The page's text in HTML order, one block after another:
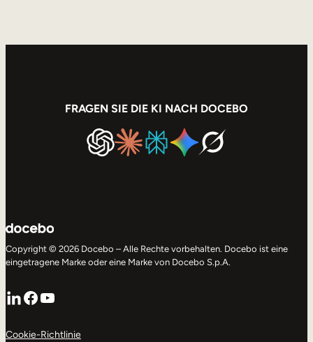
FRAGEN SIE DIE KI NACH DOCEBO
Copyright © 2026 Docebo – Alle Rechte vorbehalten. Docebo ist eine
eingetragene Marke oder eine Marke von Docebo S.p.A.
LinkedIn
Facebook
YouTube
Cookie-Richtlinie